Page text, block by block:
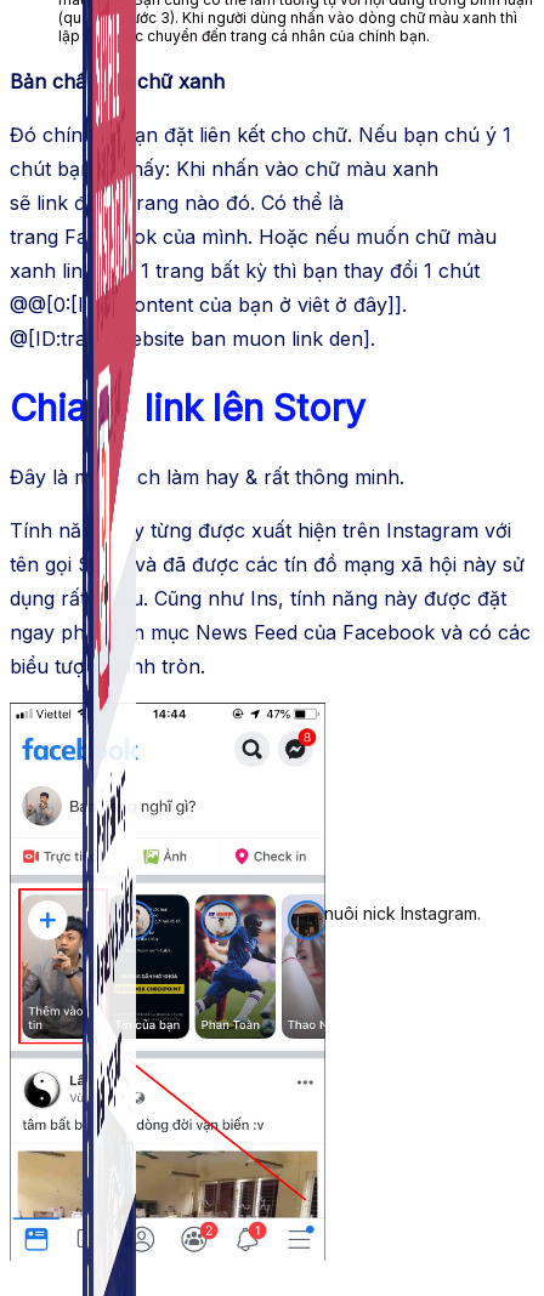
Simple Instagram
Phần mềm gửi follow, nhắn tin, nuôi nick Instagram.
(quay lại bước 3). Khi người dùng nhấn vào dòng chữ màu xanh thì
lập tức được chuyển đến trang cá nhân của chính bạn.
Bản chất của chữ xanh
Đó chính là bạn đặt liên kết cho chữ. Nếu bạn chú ý 1
chút bạn sẽ thấy: Khi nhấn vào chữ màu xanh
sẽ link đến 1 trang nào đó. Có thể là
trang Facebook của mình. Hoặc nếu muốn chữ màu
xanh link đến 1 trang bất kỳ thì bạn thay đổi 1 chút
@@[0:[ID:1:
content của bạn ở viêt ở đây]].
@[ID:trang
website ban muon link den].
Chia sẻ link lên Story
Đây là một cách làm hay & rất thông minh.
Tính năng này từng được xuất hiện trên Instagram với
tên gọi Story và đã được các tín đồ mạng xã hội này sử
dụng rất nhiều. Cũng như Ins, tính năng này được đặt
ngay phía trên mục News Feed của Facebook và có các
biểu tượng hình tròn.